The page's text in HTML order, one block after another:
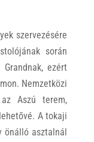
szervezésére
során
ezért
Nemzetközi
Aszú terem,
A tokaji
önálló asztalnál